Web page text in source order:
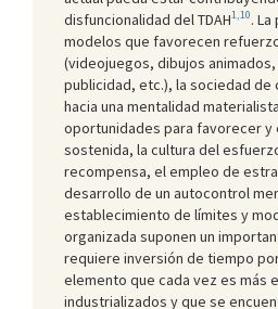
disfuncionalidad del TDAH1,10.
modelos que favorecen
(videojuegos, dibujos
publicidad, etc.), la sociedad de
hacia una mentalidad
oportunidades para favorecer y
sostenida, la cultura del
recompensa, el empleo de
desarrollo de un autocontrol
establecimiento de límites y
organizada suponen un
requiere inversión de tiempo
elemento que cada vez es más
industrializados y que se